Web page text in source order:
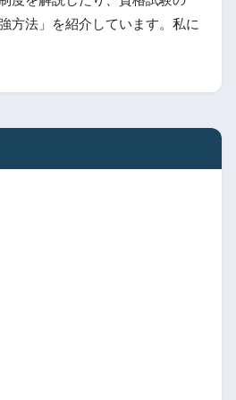
方法」を紹介しています。私に